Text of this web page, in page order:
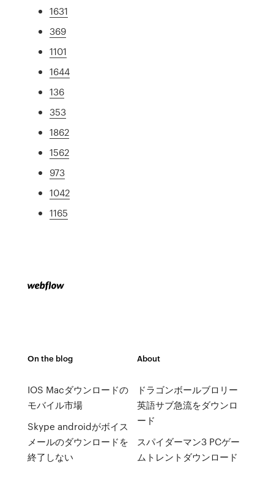
1631
369
1101
1644
136
353
1862
1562
973
1042
1165
On the blog
IOS Macダウンロードの
モバイル市場
Skype androidがボイス
メールのダウンロードを
終了しない
About
ドラゴンボールブロリー
英語サブ急流をダウンロ
ード
スパイダーマン3 PCゲー
ムトレントダウンロード